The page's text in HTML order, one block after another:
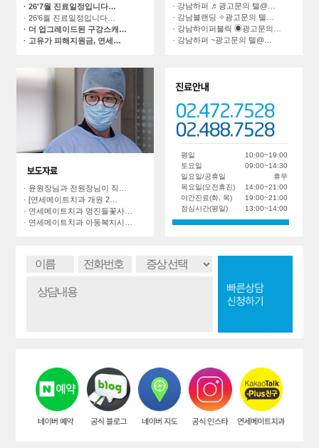
· 26'7월 진료일정입니다…
· 26'6월 진료일정입니다…
· 더 업그레이드된 구강스캐…
· 고유가 피해지원금, 연세…
· 강남하퍼 ♬광고문의 텔@…
· 강남블랜딩 ✧광고문의 텔…
· 강남하이퍼블릭 ◉광고문의…
· 강남하퍼 ~광고문의 텔@…
· 윤원장님과 전원장님이 직…
· [연세메이트치과 개원 2…
· 연세메이트치과 명진들꽃사…
· 연세메이트치과 아동복지시…
평일
토요일
일요일/공휴일
목요일(오전휴진)
야간진료(화, 목)
점심시간(평일)
10:00~19:00
09:00~14:30
휴무
14:00~21:00
19:00~21:00
13:00~14:00